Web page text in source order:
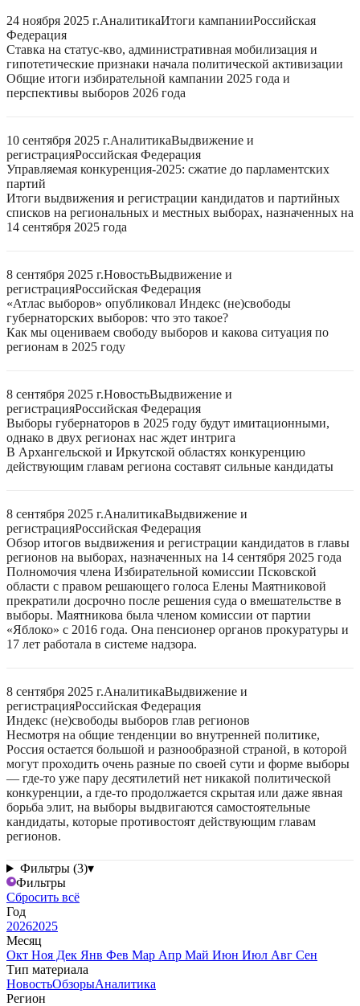
24 ноября 2025 г.АналитикаИтоги кампанииРоссийская
Федерация
Ставка на статус-кво, административная мобилизация и
гипотетические признаки начала политической активизации
Общие итоги избирательной кампании 2025 года и
перспективы выборов 2026 года
10 сентября 2025 г.АналитикаВыдвижение и
регистрацияРоссийская Федерация
Управляемая конкуренция-2025: сжатие до парламентских
партий
Итоги выдвижения и регистрации кандидатов и партийных
списков на региональных и местных выборах, назначенных на
14 сентября 2025 года
8 сентября 2025 г.НовостьВыдвижение и
регистрацияРоссийская Федерация
«Атлас выборов» опубликовал Индекс (не)свободы
губернаторских выборов: что это такое?
Как мы оцениваем свободу выборов и какова ситуация по
регионам в 2025 году
8 сентября 2025 г.НовостьВыдвижение и
регистрацияРоссийская Федерация
Выборы губернаторов в 2025 году будут имитационными,
однако в двух регионах нас ждет интрига
В Архангельской и Иркутской областях конкуренцию
действующим главам региона составят сильные кандидаты
8 сентября 2025 г.АналитикаВыдвижение и
регистрацияРоссийская Федерация
Обзор итогов выдвижения и регистрации кандидатов в главы
регионов на выборах, назначенных на 14 сентября 2025 года
Полномочия члена Избирательной комиссии Псковской
области с правом решающего голоса Елены Маятниковой
прекратили досрочно после решения суда о вмешательстве в
выборы. Маятникова была членом комиссии от партии
«Яблоко» с 2016 года. Она пенсионер органов прокуратуры и
17 лет работала в системе надзора.
8 сентября 2025 г.АналитикаВыдвижение и
регистрацияРоссийская Федерация
Индекс (не)свободы выборов глав регионов
Несмотря на общие тенденции во внутренней политике,
Россия остается большой и разнообразной страной, в которой
могут проходить очень разные по своей сути и форме выборы
— где-то уже пару десятилетий нет никакой политической
конкуренции, а где-то продолжается скрытая или даже явная
борьба элит, на выборы выдвигаются самостоятельные
кандидаты, которые противостоят действующим главам
регионов.
Фильтры (3)▾
Фильтры
Сбросить всё
Год
20262025
Месяц
Окт Ноя Дек Янв Фев Мар Апр Май Июн Июл Авг Сен
Тип материала
НовостьОбзорыАналитика
Регион